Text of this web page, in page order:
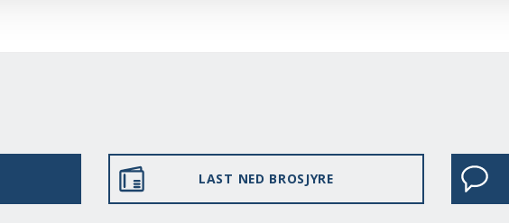
LAST NED BROSJYRE